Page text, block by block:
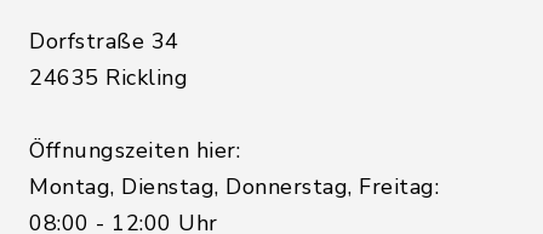
Dorfstraße 34
24635 Rickling
Öffnungszeiten hier:
Montag, Dienstag, Donnerstag, Freitag:
08:00 - 12:00 Uhr